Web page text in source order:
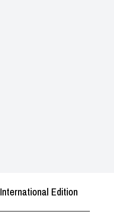
International Edition